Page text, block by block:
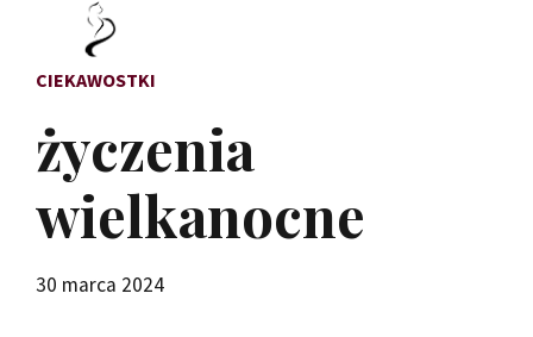
CIEKAWOSTKI
życzenia
wielkanocne
30 marca 2024